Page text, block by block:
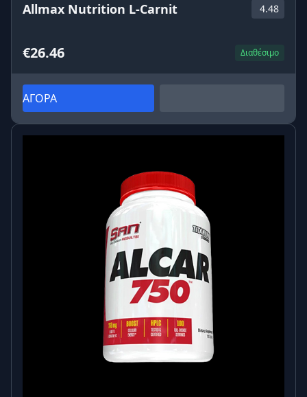
Allmax Nutrition L-Carnit 4.48
€26.46 Διαθέσιμο
ΑΓΟΡΑ